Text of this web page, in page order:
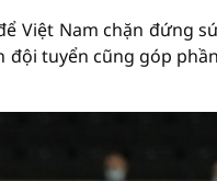
Việt Nam chặn đứng
đội tuyển cũng góp